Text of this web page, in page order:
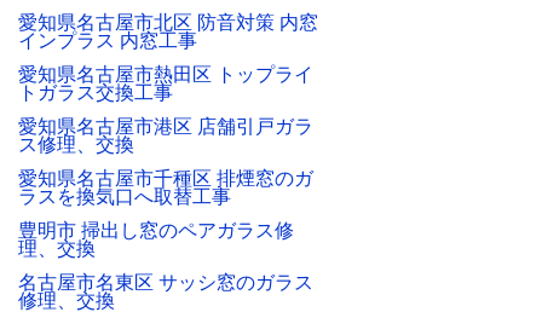
愛知県名古屋市北区 防音対策 内窓
インプラス 内窓工事
愛知県名古屋市熱田区 トップライ
トガラス交換工事
愛知県名古屋市港区 店舗引戸ガラ
ス修理、交換
愛知県名古屋市千種区 排煙窓のガ
ラスを換気口へ取替工事
豊明市 掃出し窓のペアガラス修
理、交換
名古屋市名東区 サッシ窓のガラス
修理、交換